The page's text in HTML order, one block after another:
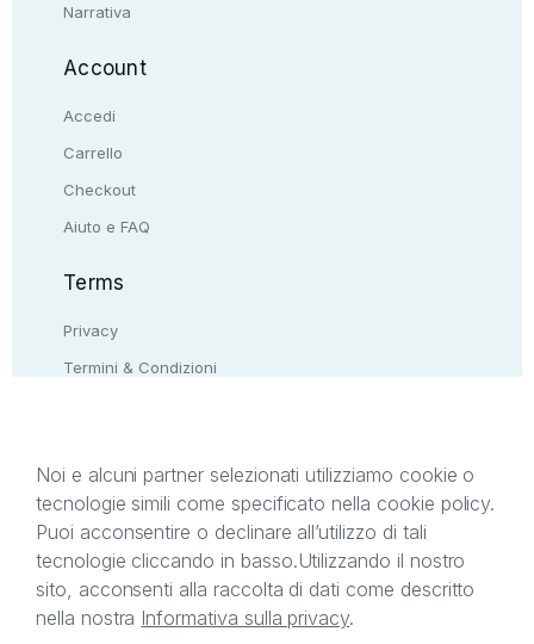
Narrativa
Account
Accedi
Carrello
Checkout
Aiuto e FAQ
Terms
Privacy
Termini & Condizioni
Il presente sito web è di proprietà di StreetLib S.r.l.
C.F. e P.IVA 05338720963. StreetLib S.r.l. è
titolare di tutti i diritti di proprietà intellettuale
afferenti ai marchi, loghi e segni distintivi presenti
sul sito web. Si invita l’utente a prendere visione
Noi e alcuni partner selezionati utilizziamo cookie o
tecnologie simili come specificato nella cookie policy.
Puoi acconsentire o declinare all’utilizzo di tali
tecnologie cliccando in basso.Utilizzando il nostro
sito, acconsenti alla raccolta di dati come descritto
nella nostra Informativa sulla privacy.